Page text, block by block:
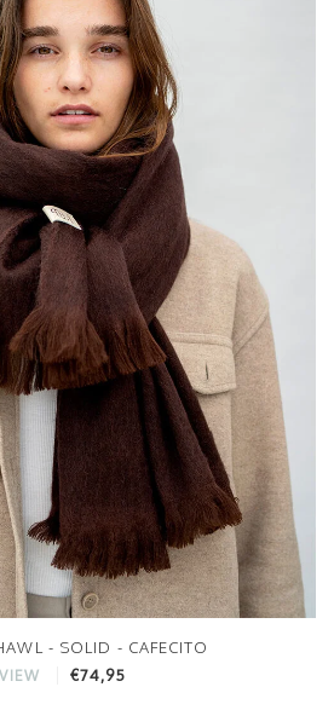
- SOLID - CAFECITO
VIEW €74,95